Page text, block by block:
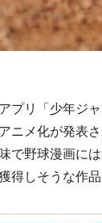
プリ「少年ジ
ニメ化が発表
で野球漫画に
得しそうな作品